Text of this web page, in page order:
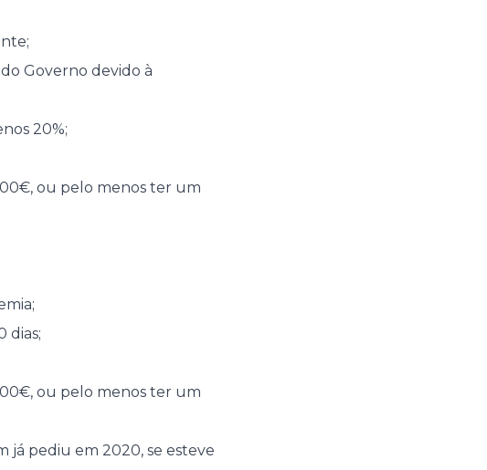
Governo devido à
20%;
ou pelo menos ter um
dias;
ou pelo menos ter um
já pediu em 2020, se esteve